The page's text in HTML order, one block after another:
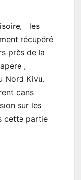
les
récupéré
près de la
,
Nord Kivu.
dans
sur les
cette partie